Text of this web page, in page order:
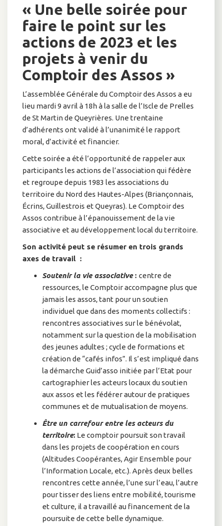
« Une belle soirée pour
faire le point sur les
actions de 2023 et les
projets à venir du
Comptoir des Assos »
L’assemblée Générale du Comptoir des Assos a eu
lieu mardi 9 avril à 18h à la salle de l’Iscle de Prelles
de St Martin de Queyrières. Une trentaine
d’adhérents ont validé à l’unanimité le rapport
moral, d’activité et financier.
Cette soirée a été l’opportunité de rappeler aux
participants les actions de l’association qui fédère
et regroupe depuis 1983 les associations du
territoire du Nord des Hautes-Alpes (Briançonnais,
Écrins, Guillestrois et Queyras). Le Comptoir des
Assos contribue à l’épanouissement de la vie
associative et au développement local du territoire.
Son activité peut se résumer en trois grands
axes de travail :
Soutenir la vie associative: centre de
ressources, le Comptoir accompagne plus que
jamais les assos, tant pour un soutien
individuel que dans des moments collectifs :
rencontres associatives sur le bénévolat,
notamment sur la question de la mobilisation
des jeunes adultes ; cycle de formations et
création de “cafés infos”. Il s’est impliqué dans
la démarche Guid’asso initiée par l’Etat pour
cartographier les acteurs locaux du soutien
aux assos et les fédérer autour de pratiques
communes et de mutualisation de moyens.
Être un carrefour entre les acteurs du
territoire: Le comptoir poursuit son travail
dans les projets de coopération en cours
(Altitudes Coopérantes, Agir Ensemble pour
l’Information Locale, etc.). Après deux belles
rencontres cette année, l’une sur l’eau, l’autre
pour tisser des liens entre mobilité, tourisme
et culture, il a travaillé au financement de la
poursuite de cette belle dynamique.